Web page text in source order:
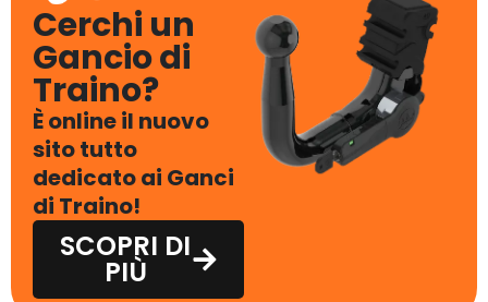
Cerchi un
Gancio di
Traino?
È online il nuovo
sito tutto
dedicato ai Ganci
di Traino!
SCOPRI DI
PIÙ